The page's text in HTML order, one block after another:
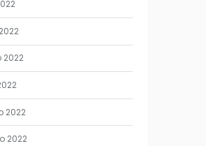
2022
2022
2022
2022